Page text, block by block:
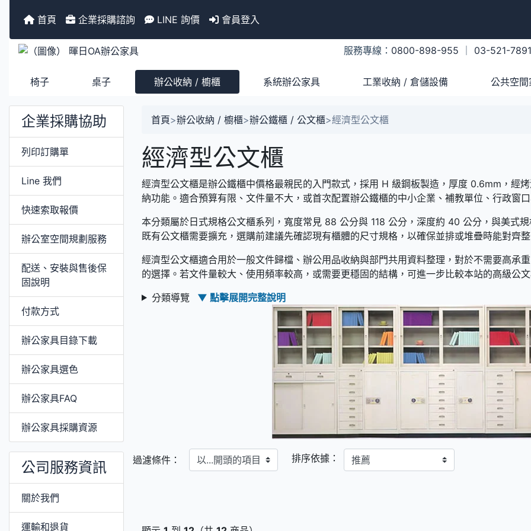
首頁 企業採購諮詢 LINE 詢價 會員登入
服務專線： 0800-898-955 03-521-
椅子 桌子 辦公收納 / 櫥櫃 系統辦公家具 工業收納 / 倉儲設備 公共空
企業採購協助
列印訂購單
Line 我們
快速索取報價
辦公室空間規劃服務
配送、安裝與售後保
固說明
付款方式
辦公家具目錄下載
辦公家具選色
辦公家具FAQ
辦公家具採購資源
公司服務資訊
關於我們
運輸和退貨
首頁>辦公收納 / 櫥櫃>辦公鐵櫃 / 公文櫃>經濟型公文櫃
經濟型公文櫃
經濟型公文櫃是辦公鐵櫃中價格最親民的入門款式，採用 H 級鋼板製造，厚度 0.6mm，經
納功能。適合預算有限、文件量不大，或首次配置辦公鐵櫃的中小企業、補教單位、行政窗
本分類屬於日式規格公文櫃系列，寬度常見 88 公分與 118 公分，深度約 40 公分，與美式
既有公文櫃需要擴充，選購前建議先確認現有櫃體的尺寸規格，以確保並排或堆疊時能對齊
經濟型公文櫃適合用於一般文件歸檔、辦公用品收納與部門共用資料整理，對於不需要高承
的選擇。若文件量較大、使用頻率較高，或需要更穩固的結構，可進一步比較本站的高級公
分類導覽
▼ 點擊展開完整說明
過濾條件：
以...開頭的項目
排序依據：